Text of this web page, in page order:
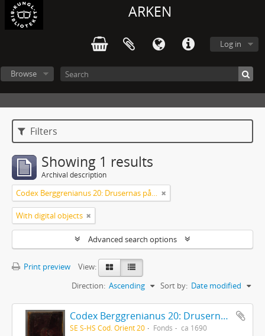
ARKEN
Log in
Browse
Filters
Showing 1 results
Archival description
Codex Berggrenianus 20: Drusernas på Libanon heliga bok
With digital objects
Advanced search options
Print preview
View:
Sort by: Date modified
Direction: Ascending
Codex Berggrenianus 20: Drusernas på Libanon heliga bok
SE S-HS Cod. Orient 20 Fonds ca 1690